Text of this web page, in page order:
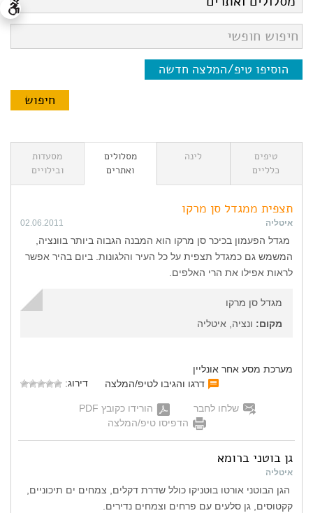
הוסיפו טיפ/המלצה חדשה
טיפים
כלליים
לינה
מסלולים
ואתרים
מסעדות
ובילויים
תצפית ממגדל סן מרקו
איטליה 02.06.2011
מגדל הפעמון בכיכר סן מרקו הוא המבנה הגבוה ביותר בוונציה,
המשמש גם כמגדל תצפית על כל העיר והלגונות. ביום בהיר אפשר
לראות אפילו את הרי האלפים.
מגדל סן מרקו
מקום: ונציה, איטליה
מערכת מסע אחר אונליין
דרגו והגיבו לטיפ/המלצה
דירוג:
שלחו לחבר
הורידו כקובץ PDF
הדפיסו טיפ/המלצה
גן בוטני ברומא
איטליה
הגן הבוטני אורטו בוטניקו כולל שדרת דקלים, צמחים ים תיכוניים,
קקטוסים, גן סלעים עם פרחים וצמחים נדירים.